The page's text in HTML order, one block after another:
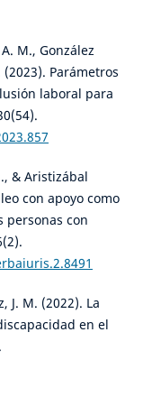
M., González
Parámetros
laboral para
& Aristizábal
con apoyo como
personas con
J. M. (2022). La
en el